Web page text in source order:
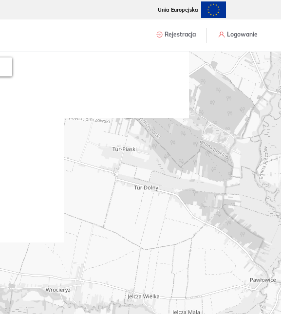
Unia Europejska
Rejestracja Logowanie